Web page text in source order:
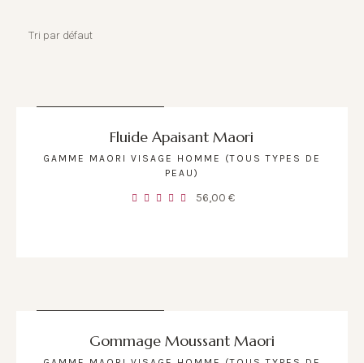
Fluide Apaisant Maori
GAMME MAORI VISAGE HOMME (TOUS TYPES DE
PEAU)
56,00 €
Gommage Moussant Maori